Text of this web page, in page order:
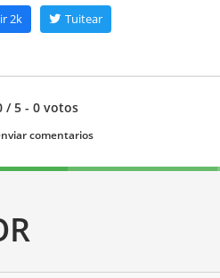
2k Tuitear
/ 5 - 0 votos
comentarios